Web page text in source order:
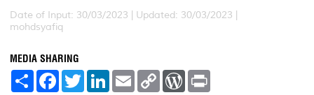
Date of Input: 30/03/2023 | Updated: 30/03/2023 |
mohdsyafiq
MEDIA SHARING
S
F
a
T
w
L
E
m
C
W